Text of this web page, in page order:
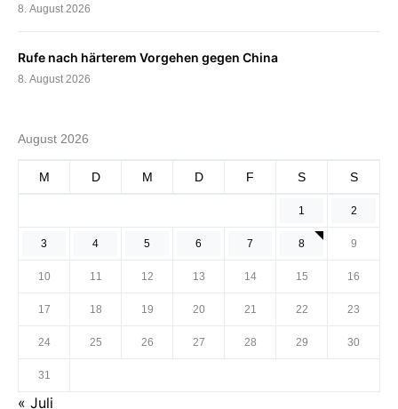
8. August 2026
Rufe nach härterem Vorgehen gegen China
8. August 2026
August 2026
M D M D F S S
1 2
3 4 5 6 7 8 9
10 11 12 13 14 15 16
17 18 19 20 21 22 23
24 25 26 27 28 29 30
31
« Juli